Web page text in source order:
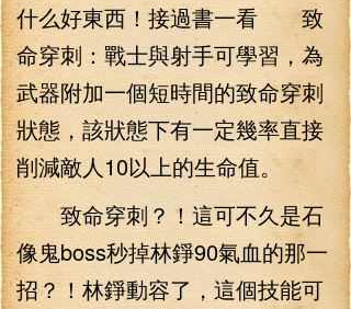
什么好東西！接過書一看 致
命穿刺：戰士與射手可學習，為
武器附加一個短時間的致命穿刺
狀態，該狀態下有一定幾率直接
削減敵人10以上的生命值。
致命穿刺？！這可不久是石
像鬼boss秒掉林錚90氣血的那一
招？！林錚動容了，這個技能可